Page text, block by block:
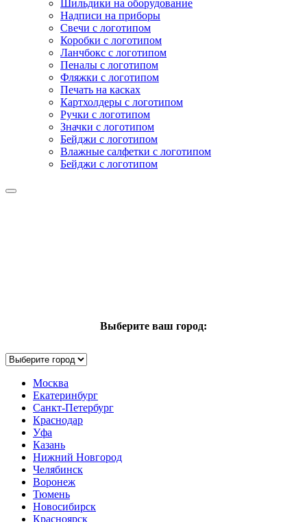
Шильдики на оборудование
Надписи на приборы
Свечи с логотипом
Коробки с логотипом
Ланчбокс с логотипом
Пеналы с логотипом
Фляжки с логотипом
Печать на касках
Картхолдеры с логотипом
Ручки с логотипом
Значки с логотипом
Бейджи с логотипом
Влажные салфетки с логотипом
Бейджи с логотипом
Выберите ваш город:
Москва
Екатеринбург
Санкт-Петербург
Краснодар
Уфа
Казань
Нижний Новгород
Челябинск
Воронеж
Тюмень
Новосибирск
Красноярск